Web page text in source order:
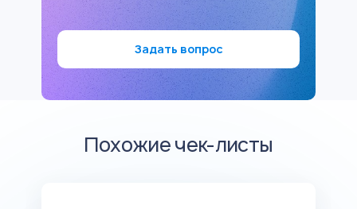
Задать вопрос
Похожие чек-листы